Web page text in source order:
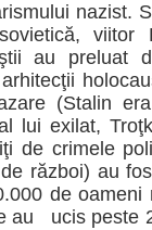
nazist.
viitor
au preluat
(Stalin
lui exilat,
de crimele
război) au
de oameni
au ucis peste